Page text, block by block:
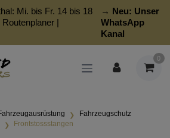
Mi. bis Fr. 14 bis 18
Routenplaner |
→ Neu: Unser
WhatsApp
Kanal
0
Fahrzeugschutz
Frontstossstangen